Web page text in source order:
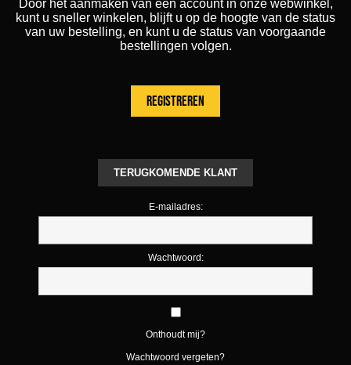
Door het aanmaken van een account in onze webwinkel,
kunt u sneller winkelen, blijft u op de hoogte van de status
van uw bestelling, en kunt u de status van voorgaande
bestellingen volgen.
TERUGKOMENDE KLANT
E-mailadres:
Wachtwoord:
Onthoudt mij?
Wachtwoord vergeten?